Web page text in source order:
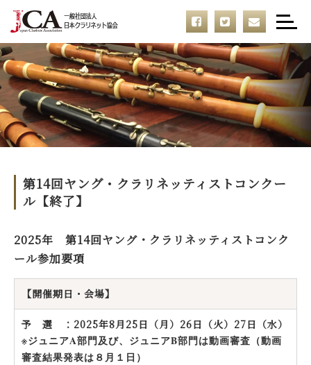
第14回ヤング・クラリネッティストコンクー
ル【終了】
2025年 第14回ヤング・クラリネッティストコンク
ール参加要項
【開催期日・会場】
予 選 ：2025年8月25日（月） 26日（火） 27日（水）
※ジュニアA部門及び、ジュニアB部門は動画審査（動画
審査結果発表は８月１日）